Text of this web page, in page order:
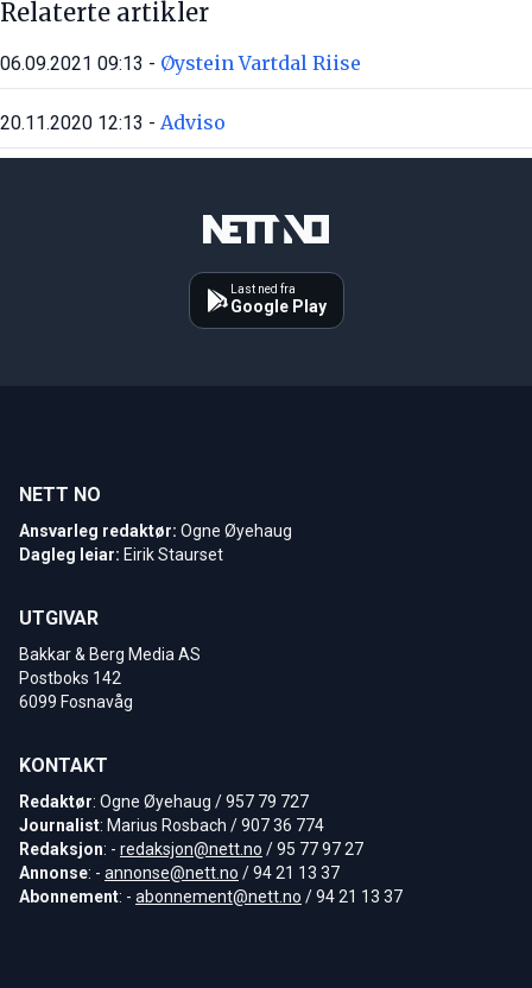
Relaterte artikler
06.09.2021 09:13 - Øystein Vartdal Riise
20.11.2020 12:13 - Adviso
Last ned fra
Google Play
NETT NO
Ansvarleg redaktør: Ogne Øyehaug
Dagleg leiar: Eirik Staurset
UTGIVAR
Bakkar & Berg Media AS
Postboks 142
6099 Fosnavåg
KONTAKT
Redaktør: Ogne Øyehaug / 957 79 727
Journalist: Marius Rosbach / 907 36 774
Redaksjon: - redaksjon@nett.no / 95 77 97 27
Annonse: - annonse@nett.no / 94 21 13 37
Abonnement: - abonnement@nett.no / 94 21 13 37